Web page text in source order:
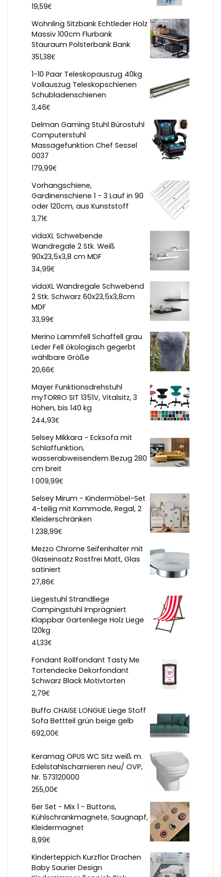
19,59€
Wohnling Sitzbank Echtleder Holz
Massiv 100cm Flurbank
Stauraum Polsterbank Bank
351,38€
1-10 Paar Teleskopauszug 40kg
Vollauszug Teleskopschienen
Schubladenschienen
3,46€
Delman Gaming Stuhl Bürostuhl
Computerstuhl
Massagefunktion Chef Sessel
0037
179,99€
Vorhangschiene,
Gardinenschiene 1 - 3 Lauf in 90
oder 120cm, aus Kunststoff
3,71€
vidaXL Schwebende
Wandregale 2 Stk. Weiß
90x23,5x3,8 cm MDF
34,99€
vidaXL Wandregale Schwebend
2 Stk. Schwarz 60x23,5x3,8cm
MDF
33,99€
Merino Lammfell Schaffell grau
Leder Fell ökologisch gegerbt
wählbare Größe
20,66€
Mayer Funktionsdrehstuhl
myTORRO SIT 1351V, Vitalsitz, 3
Höhen, bis 140 kg
244,93€
Selsey Mikkara - Ecksofa mit
Schlaffunktion,
wasserabweisendem Bezug 280
cm breit
1 009,99€
Selsey Mirum - Kindermöbel-Set
4-teilig mit Kommode, Regal, 2
Kleiderschränken
1 238,99€
Mezzo Chrome Seifenhalter mit
Glaseinsatz Rostfrei Matt, Glas
satiniert
27,86€
Liegestuhl Strandliege
Campingstuhl Imprägniert
Klappbar Gartenliege Holz Liege
120kg
41,33€
Fondant Rollfondant Tasty Me
Tortendecke Dekorfondant
Schwarz Black Motivtorten
2,79€
Buffo CHAISE LONGUE Liege Stoff
Sofa Bettteil grün beige gelb
692,00€
Keramag OPUS WC Sitz weiß m.
Edelstahlscharnieren neu/ OVP,
Nr. 573120000
255,00€
6er Set - Mix 1 - Buttons,
Kühlschrankmagnete, Saugnapf,
Kleidermagnet
8,99€
Kinderteppich Kurzflor Drachen
Baby Saurier Design